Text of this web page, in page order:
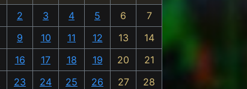
2 3 4 5 6
7
9 10 11 12 13
14
16 17 18 19 20
21
23 24 25 26 27
28